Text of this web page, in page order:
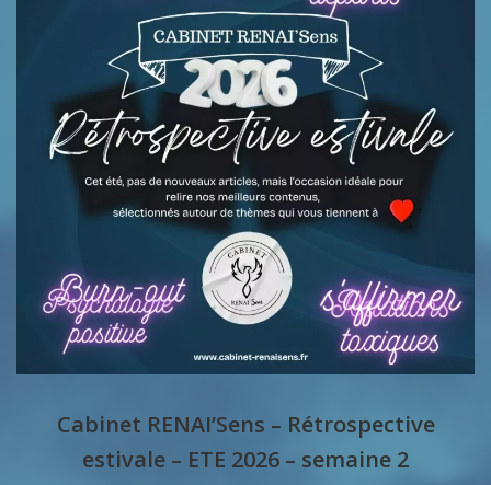
Cabinet RENAI’Sens – Rétrospective
estivale – ETE 2026 – semaine 2